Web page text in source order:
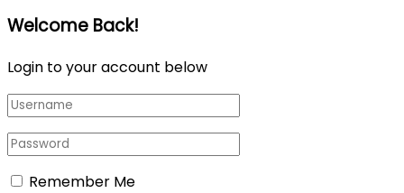
Welcome Back!
Login to your account below
Remember Me